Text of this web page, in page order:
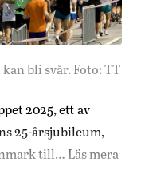
bli svår. Foto: TT
2025, ett av
25-årsjubileum,
till…Läs mera